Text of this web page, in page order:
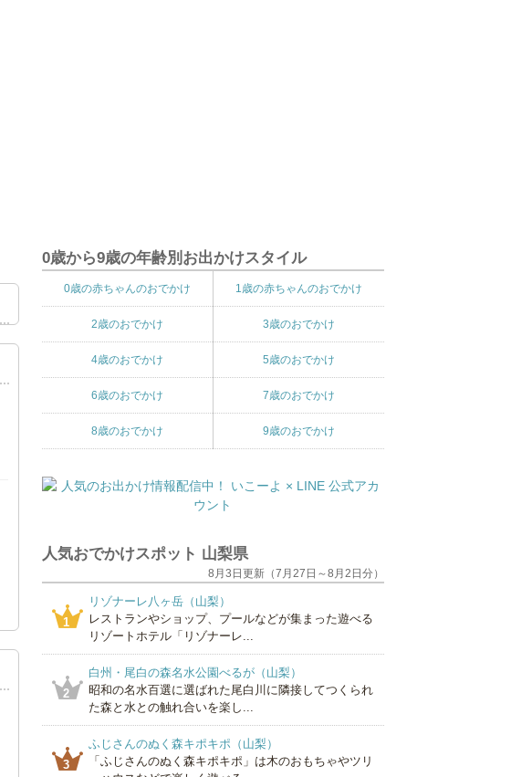
0歳から9歳の年齢別お出かけスタイル
0歳の赤ちゃんのおでかけ 1歳の赤ちゃんのおでかけ
2歳のおでかけ 3歳のおでかけ
4歳のおでかけ 5歳のおでかけ
6歳のおでかけ 7歳のおでかけ
8歳のおでかけ 9歳のおでかけ
人気おでかけスポット 山梨県
8月3日更新（7月27日～8月2日分）
1
リゾナーレ八ヶ岳（山梨）
レストランやショップ、プールなどが集まった遊べる
リゾートホテル「リゾナーレ...
2
白州・尾白の森名水公園べるが（山梨）
昭和の名水百選に選ばれた尾白川に隣接してつくられ
た森と水との触れ合いを楽し...
3
ふじさんのぬく森キポキポ（山梨）
「ふじさんのぬく森キポキポ」は木のおもちゃやツリ